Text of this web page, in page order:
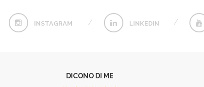
INSTAGRAM LINKEDIN
DICONO DI ME